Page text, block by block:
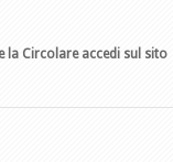
la Circolare accedi sul sito